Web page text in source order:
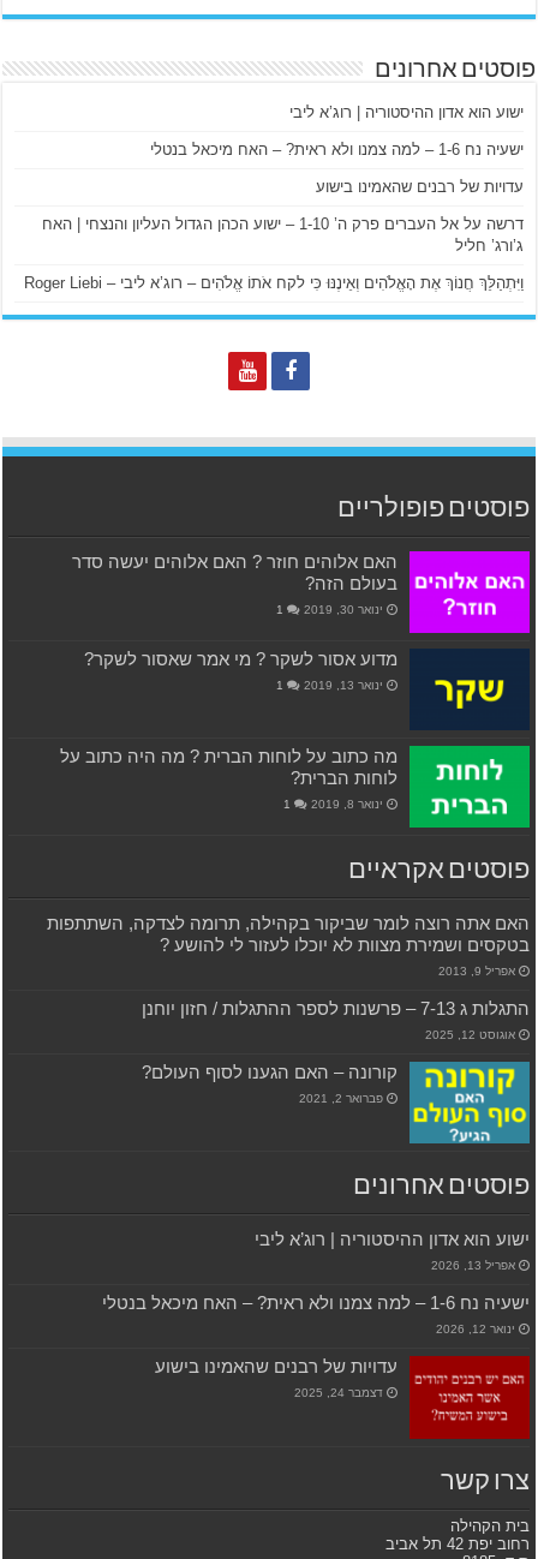
פוסטים אחרונים
ישוע הוא אדון ההיסטוריה | רוג’א ליבי
ישעיה נח 1-6 – למה צמנו ולא ראית? – האח מיכאל בנטלי
עדויות של רבנים שהאמינו בישוע
דרשה על אל העברים פרק ה’ 1-10 – ישוע הכהן הגדול העליון והנצחי | האח
ג’ורג’ חליל
וַיִּתְהַלֵּךְ חֲנוֹךְ אֶת הָאֱלֹהִים וְאֵינֶנּוּ כִּי לקח אֹתוֹ אֱלֹהִים – רוג’א ליבי – Roger Liebi
פוסטים פופולריים
האם אלוהים חוזר ? האם אלוהים יעשה סדר
בעולם הזה?
ינואר 30, 2019 1
מדוע אסור לשקר ? מי אמר שאסור לשקר?
ינואר 13, 2019 1
מה כתוב על לוחות הברית ? מה היה כתוב על
לוחות הברית?
ינואר 8, 2019 1
פוסטים אקראיים
האם אתה רוצה לומר שביקור בקהילה, תרומה לצדקה, השתתפות
בטקסים ושמירת מצוות לא יוכלו לעזור לי להושע ?
אפריל 9, 2013
התגלות ג 7-13 – פרשנות לספר ההתגלות / חזון יוחנן
אוגוסט 12, 2025
קורונה – האם הגענו לסוף העולם?
פברואר 2, 2021
פוסטים אחרונים
ישוע הוא אדון ההיסטוריה | רוג’א ליבי
אפריל 13, 2026
ישעיה נח 1-6 – למה צמנו ולא ראית? – האח מיכאל בנטלי
ינואר 12, 2026
עדויות של רבנים שהאמינו בישוע
דצמבר 24, 2025
צרו קשר
בית הקהילה
רחוב יפת 42 תל אביב